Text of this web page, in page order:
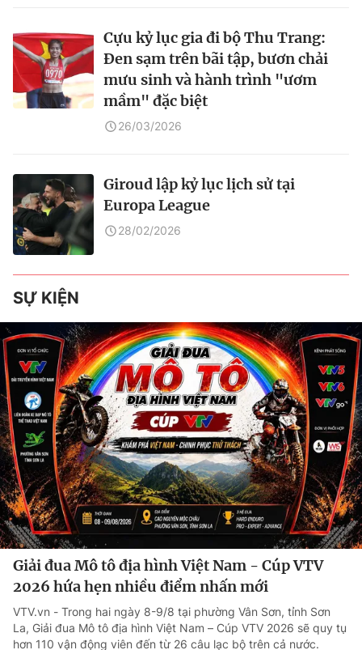
Cựu kỷ lục gia đi bộ Thu Trang:
Đen sạm trên bãi tập, bươn chải
mưu sinh và hành trình "ươm
mầm" đặc biệt
26/03/2026
Giroud lập kỷ lục lịch sử tại
Europa League
28/02/2026
SỰ KIỆN
Giải đua Mô tô địa hình Việt Nam - Cúp VTV
2026 hứa hẹn nhiều điểm nhấn mới
VTV.vn - Trong hai ngày 8-9/8 tại phường Vân Sơn, tỉnh Sơn
La, Giải đua Mô tô địa hình Việt Nam – Cúp VTV 2026 sẽ quy tụ
hơn 110 vận động viên đến từ 26 câu lạc bộ trên cả nước.